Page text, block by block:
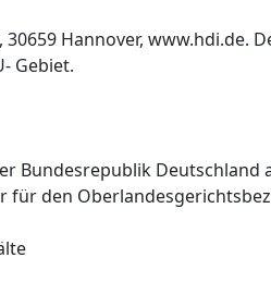
30659 Hannover, www.hdi.de.
Gebiet.
Bundesrepublik Deutschland
für den